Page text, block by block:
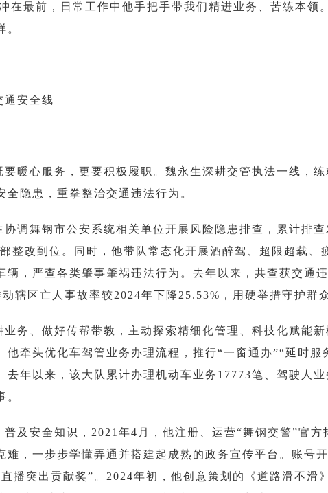
在最前，日常工作中他手把手带我们精进业务、苦练本
。
通安全线
要暖心服务，更要积极履职。魏永生深耕交管执法一线，
全隐患，重拳整治交通违法行为。
协调舞钢市公安系统相关单位开展风险隐患排查，累计排
整改到位。同时，他带队常态化开展酒醉驾、超限超载
辆，严查各类肇事肇祸违法行为。去年以来，共查获交通
辖区亡人事故率较2024年下降25.53%，用硬举措守护群
业务、做好传帮带教，主动探索精细化管理、科技化赋能
他牵头优化车驾管业务办理流程，推行“一窗通办”“延时
去年以来，该大队累计办理机动车业务17773笔、驾驶人
。
普及安全知识，2021年4月，他注册、运营“舞钢交警”官
难，一步步学懂弄通并搭建起成熟的政务宣传平台。账号
播突出贡献奖”。2024年初，他创意策划的《道路滑不